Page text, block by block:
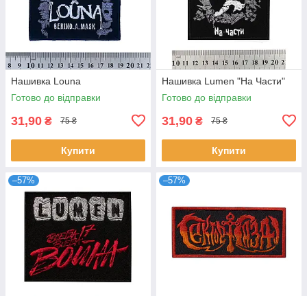
Нашивка Louna
Готово до відправки
31,90 ₴ 75 ₴
Купити
Нашивка Lumen "На Части"
Готово до відправки
31,90 ₴ 75 ₴
Купити
–57% –57%